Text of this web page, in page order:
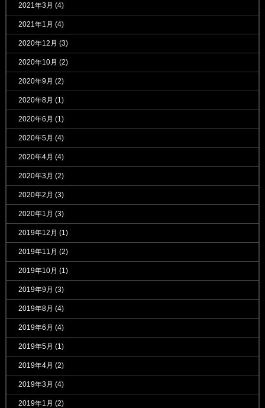
2021年3月 (4)
2021年1月 (4)
2020年12月 (3)
2020年10月 (2)
2020年9月 (2)
2020年8月 (1)
2020年6月 (1)
2020年5月 (4)
2020年4月 (4)
2020年3月 (2)
2020年2月 (3)
2020年1月 (3)
2019年12月 (1)
2019年11月 (2)
2019年10月 (1)
2019年9月 (3)
2019年8月 (4)
2019年6月 (4)
2019年5月 (1)
2019年4月 (2)
2019年3月 (4)
2019年1月 (2)